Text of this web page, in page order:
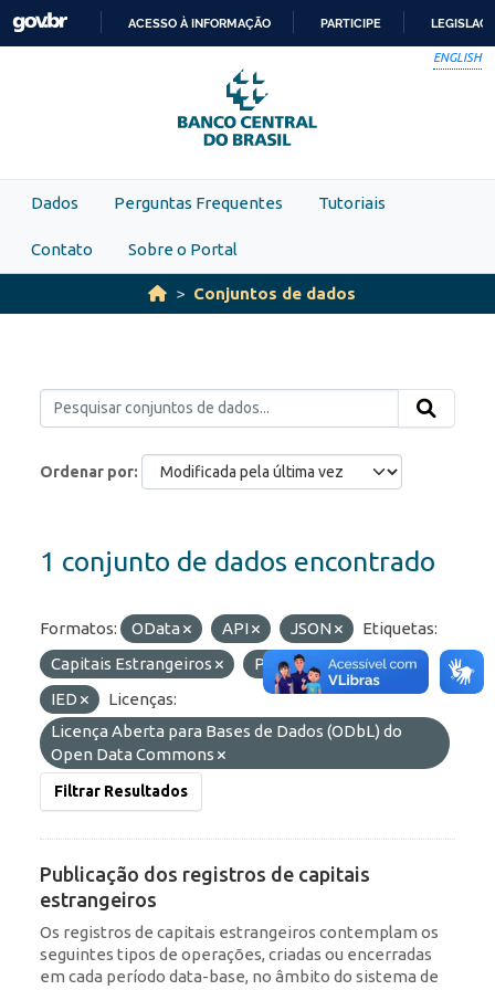
Skip to main content
PARA
O
CONTEÚDO
ACESSO À INFORMAÇÃO PARTICIPE
ENGLISH
Dados Perguntas Frequentes Tutoriais
Contato Sobre o Portal
Conjuntos de dados
Ordenar por
1 conjunto de dados encontrado
Formatos: OData API JSON
Etiquetas:
Capitais Estrangeiros
Portfólio
ROF
IED
Licenças:
Licença Aberta para Bases de Dados (ODbL) do
Open Data Commons
Filtrar Resultados
Publicação dos registros de capitais
estrangeiros
Os registros de capitais estrangeiros contemplam os
seguintes tipos de operações, criadas ou encerradas
em cada período data-base, no âmbito do sistema de